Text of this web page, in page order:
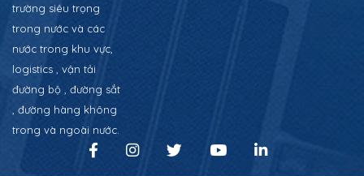
trường siêu trọng
trong nước và các
nước trong khu vực,
logistics , vận tải
đường bộ , đường sắt
, đường hàng không
trong và ngoài nước.